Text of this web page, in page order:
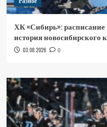
ХК «Сибирь»: расписание
история новосибирского
03.08.2026 0